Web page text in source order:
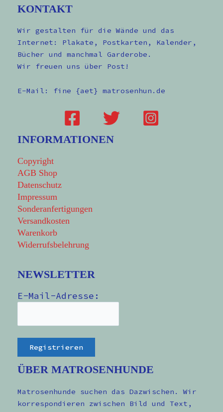
KONTAKT
Wir gestalten für die Wände und das
Internet: Plakate, Postkarten, Kalender,
Bücher und manchmal Garderobe.
Wir freuen uns über Post!
E-Mail: fine {aet} matrosenhun.de
INFORMATIONEN
Copyright
AGB Shop
Datenschutz
Impressum
Sonderanfertigungen
Versandkosten
Warenkorb
Widerrufsbelehrung
NEWSLETTER
E-Mail-Adresse:
ÜBER MATROSENHUNDE
Matrosenhunde suchen das Dazwischen. Wir
korrespondieren zwischen Bild und Text,